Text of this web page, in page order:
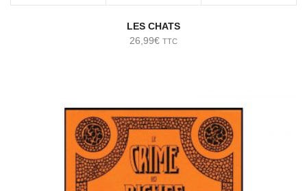
LES CHATS
26,99€ TTC